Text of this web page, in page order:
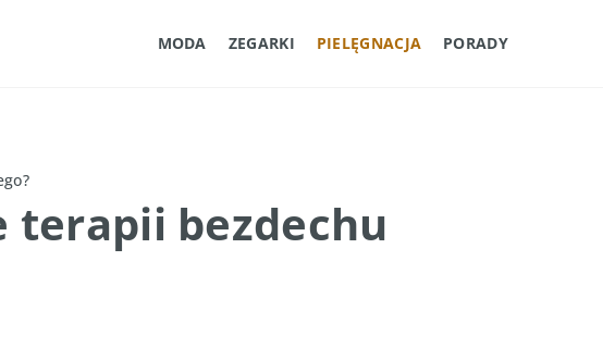
MODA ZEGARKI PIELĘGNACJA PORADY
terapii bezdechu